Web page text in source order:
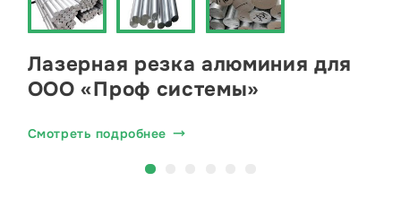
Лазерная резка алюминия для
ООО «Проф системы»
Смотреть подробнее